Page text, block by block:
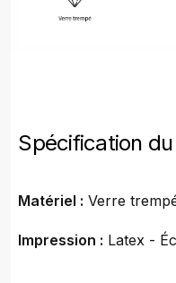
Spécification
Matériel : Verre
Impression : Latex -